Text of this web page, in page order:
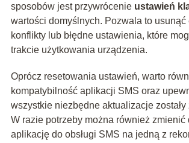
sposobów jest przywrócenie ustawień
wartości domyślnych. Pozwala to
konflikty lub błędne ustawienia, które
trakcie użytkowania urządzenia.
Oprócz resetowania ustawień, warto
kompatybilność aplikacji SMS oraz
wszystkie niezbędne aktualizacje
W razie potrzeby można również zmienić
aplikację do obsługi SMS na jedną z